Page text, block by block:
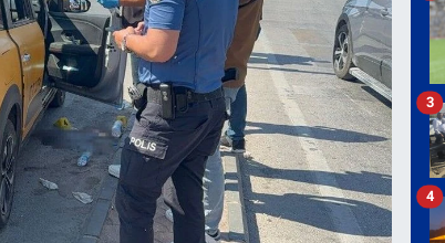
3
4